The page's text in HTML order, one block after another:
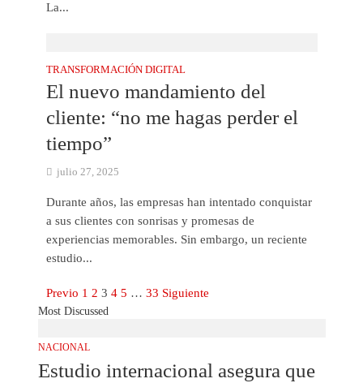
La...
TRANSFORMACIÓN DIGITAL
El nuevo mandamiento del
cliente: “no me hagas perder el
tiempo”
julio 27, 2025
Durante años, las empresas han intentado conquistar
a sus clientes con sonrisas y promesas de
experiencias memorables. Sin embargo, un reciente
estudio...
Previo 1 2 3 4 5 … 33 Siguiente
Most Discussed
NACIONAL
Estudio internacional asegura que